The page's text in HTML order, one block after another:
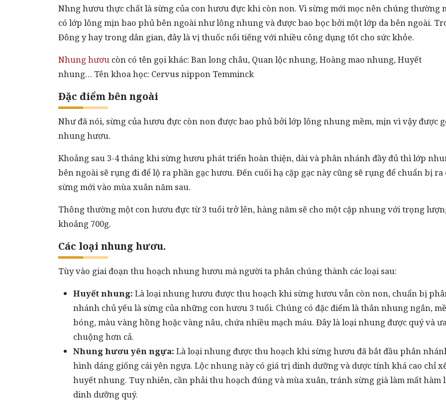
Nhng hươu thực chất là sừng của con hươu đực khi còn non. Vì sừng mới mọc nên chúng thường
có lớp lông mịn bao phủ bên ngoài như lông nhung và được bao bọc bởi một lớp da bên ngoài.
Đông y hay trong dân gian, đây là vị thuốc nổi tiếng với nhiều công dụng tốt cho sức khỏe.
Nhung hươu còn có tên gọi khác: Ban long châu, Quan lộc nhung, Hoàng mao nhung, Huyết
nhung… Tên khoa học: Cervus nippon Temminck
Đặc điểm bên ngoài
Như đã nói, sừng của hươu đực còn non được bao phủ bởi lớp lông nhung mềm, mịn vì vậy được
nhung hươu.
Khoảng sau 3-4 tháng khi sừng hươu phát triển hoàn thiện, dài và phân nhánh đầy đủ thì lớp
bên ngoài sẽ rụng đi để lộ ra phần gạc hươu. Đến cuối hạ cặp gạc này cũng sẽ rụng để chuẩn bị ra
sừng mới vào mùa xuân năm sau.
Thông thường một con hươu đực từ 3 tuổi trở lên, hàng năm sẽ cho một cặp nhung với trọng
khoảng 700g.
Các loại nhung hươu.
Tùy vào giai đoạn thu hoạch nhung hươu mà người ta phân chúng thành các loại sau:
Huyết nhung: Là loại nhung hươu được thu hoạch khi sừng hươu vẫn còn non, chuẩn bị
nhánh chủ yếu là sừng của những con hươu 3 tuổi. Chúng có đặc điểm là thân nhung ngắn,
bóng, màu vàng hồng hoặc vàng nâu, chứa nhiều mạch máu. Đây là loại nhung được quý và
chuộng hơn cả.
Nhung hươu yên ngựa: Là loại nhung được thu hoạch khi sừng hươu đã bắt đầu phân
hình dáng giống cái yên ngựa. Lộc nhung này có giá trị dinh dưỡng và dược tính khá cao chỉ
huyết nhung. Tuy nhiên, cần phải thu hoạch đúng và mùa xuân, tránh sừng già làm mất hàm
dinh dưỡng quý.